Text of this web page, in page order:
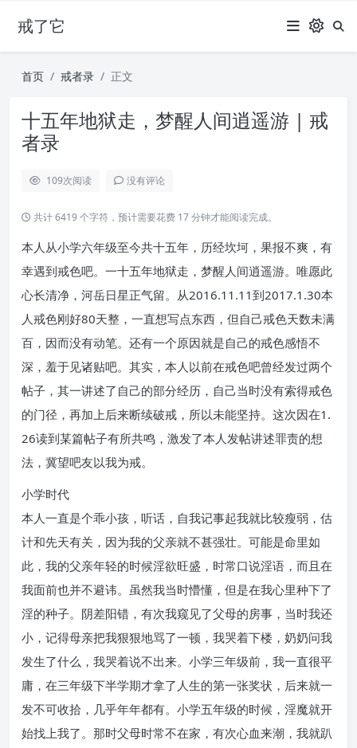
戒了它
首页 戒者录 正文
十五年地狱走，梦醒人间逍遥游 | 戒
者录
109次阅读 没有评论
共计 6419 个字符，预计需要花费 17 分钟才能阅读完成。
本人从小学六年级至今共十五年，历经坎坷，果报不爽，有
幸遇到戒色吧。一十五年地狱走，梦醒人间逍遥游。唯愿此
心长清净，河岳日星正气留。从2016.11.11到2017.1.30本
人戒色刚好80天整，一直想写点东西，但自己戒色天数未满
百，因而没有动笔。还有一个原因就是自己的戒色感悟不
深，羞于见诸贴吧。其实，本人以前在戒色吧曾经发过两个
帖子，其一讲述了自己的部分经历，自己当时没有索得戒色
的门径，再加上后来断续破戒，所以未能坚持。这次因在1.
26读到某篇帖子有所共鸣，激发了本人发帖讲述罪责的想
法，冀望吧友以我为戒。
小学时代
本人一直是个乖小孩，听话，自我记事起我就比较瘦弱，估
计和先天有关，因为我的父亲就不甚强壮。可能是命里如
此，我的父亲年轻的时候淫欲旺盛，时常口说淫语，而且在
我面前也并不避讳。虽然我当时懵懂，但是在我心里种下了
淫的种子。阴差阳错，有次我窥见了父母的房事，当时我还
小，记得母亲把我狠狠地骂了一顿，我哭着下楼，奶奶问我
发生了什么，我哭着说不出来。小学三年级前，我一直很平
庸，在三年级下半学期才拿了人生的第一张奖状，后来就一
发不可收拾，几乎年年都有。小学五年级的时候，淫魔就开
始找上我了。那时父母时常不在家，有次心血来潮，我就趴